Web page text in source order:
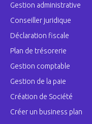
Gestion administrative
Conseiller juridique
Déclaration fiscale
Plan de trésorerie
Gestion comptable
Gestion de la paie
Création de Société
Créer un business plan